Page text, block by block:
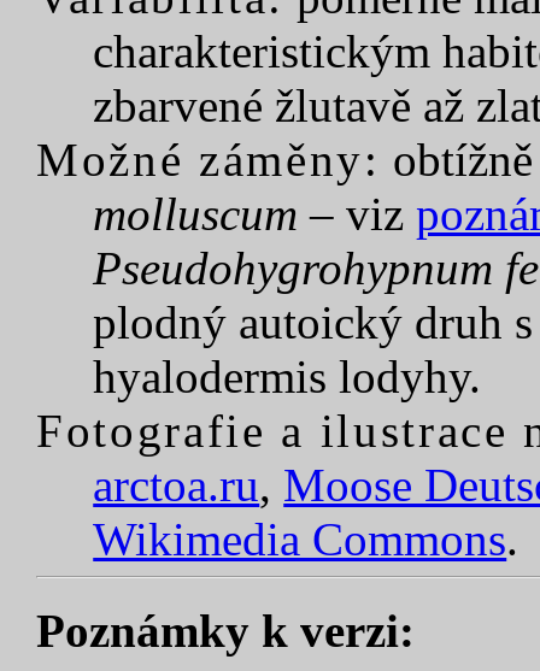
charakteristickým
zbarvené žlutavě až
Možné záměny:
molluscum – viz
Pseudohygrohypnum
plodný autoický druh
hyalodermis lodyhy.
Fotografie a ilustrace
arctoa.ru, Moose
Wikimedia Commons.
Poznámky k verzi: